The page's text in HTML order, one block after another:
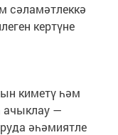
сәламәтлеккә
кертүне
киметү һәм
ачыклау —
әһәмиятле